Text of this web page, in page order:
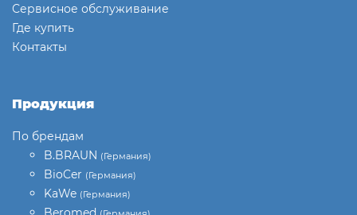
Сервисное обслуживание
Где купить
Контакты
Продукция
По брендам
B.BRAUN (Германия)
BioCer (Германия)
KaWe (Германия)